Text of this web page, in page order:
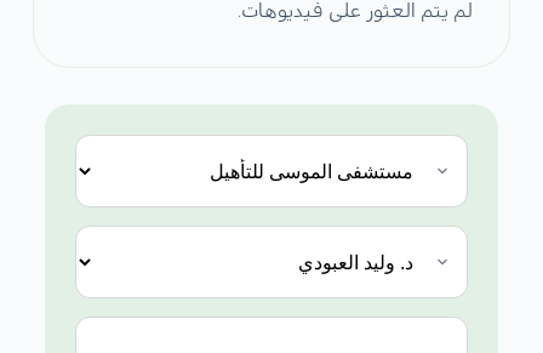
لم يتم العثور على فيديوهات.